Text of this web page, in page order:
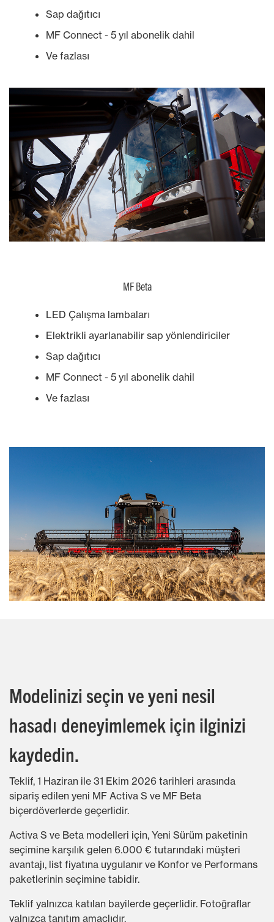
Sap dağıtıcı
MF Connect - 5 yıl abonelik dahil
Ve fazlası
MF Beta
LED Çalışma lambaları
Elektrikli ayarlanabilir sap yönlendiriciler
Sap dağıtıcı
MF Connect - 5 yıl abonelik dahil
Ve fazlası
Modelinizi seçin ve yeni nesil
hasadı deneyimlemek için ilginizi
kaydedin.
Teklif, 1 Haziran ile 31 Ekim 2026 tarihleri arasında
sipariş edilen yeni MF Activa S ve MF Beta
biçerdöverlerde geçerlidir.
Activa S ve Beta modelleri için, Yeni Sürüm paketinin
seçimine karşılık gelen 6.000 € tutarındaki müşteri
avantajı, list fiyatına uygulanır ve Konfor ve Performans
paketlerinin seçimine tabidir.
Teklif yalnızca katılan bayilerde geçerlidir. Fotoğraflar
yalnızca tanıtım amaçlıdır.